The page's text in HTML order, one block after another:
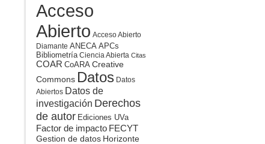
Acceso
Abierto Acceso Abierto
Diamante ANECA APCs
Bibliometría Ciencia Abierta Citas
COAR CoARA Creative
Commons Datos Datos
Abiertos Datos de
investigación Derechos
de autor Ediciones UVa
Factor de impacto FECYT
Gestion de datos Horizonte